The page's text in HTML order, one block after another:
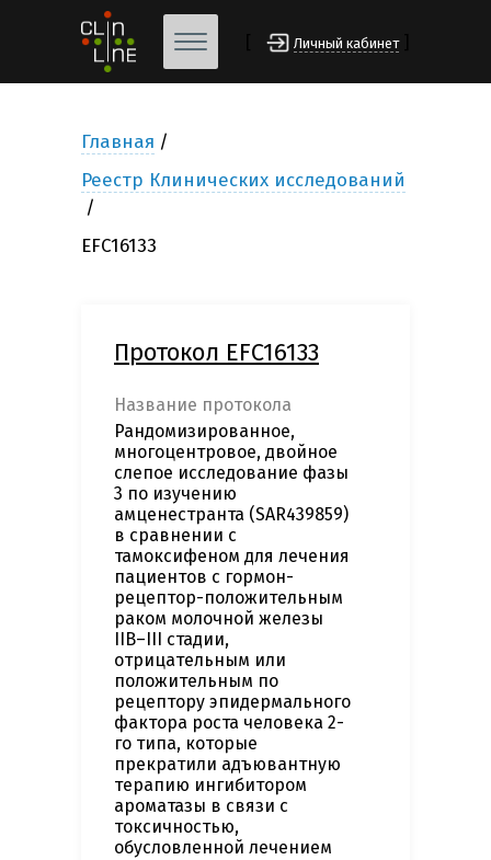
Личный кабинет
Главная
Реестр Клинических исследований
EFC16133
Протокол EFC16133
Название протокола
Рандомизированное,
многоцентровое, двойное
слепое исследование фазы
3 по изучению
амценестранта (SAR439859)
в сравнении с
тамоксифеном для лечения
пациентов с гормон-
рецептор-положительным
раком молочной железы
IIB–III стадии,
отрицательным или
положительным по
рецептору эпидермального
фактора роста человека 2-
го типа, которые
прекратили адъювантную
терапию ингибитором
ароматазы в связи с
токсичностью,
обусловленной лечением